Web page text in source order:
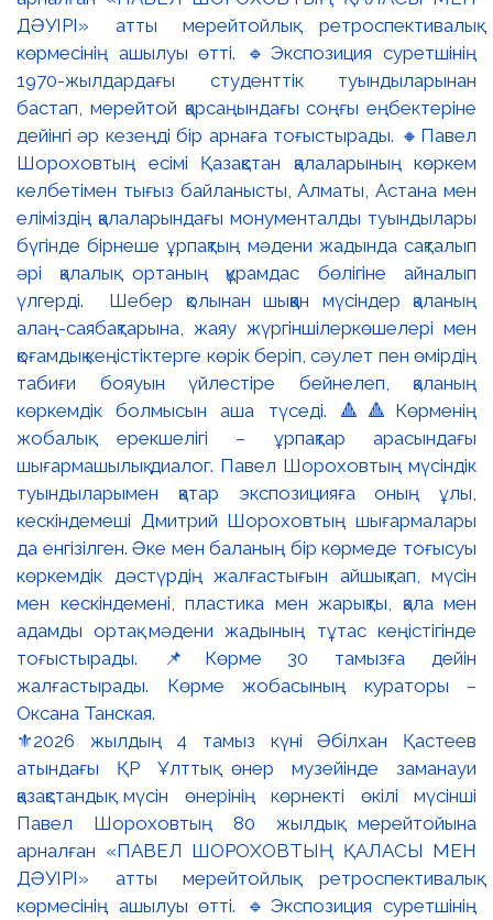
⚜️2026 жылдың 4 тамыз күні Әбілхан Қастеев
атындағы ҚР Ұлттық өнер музейінде заманауи
қазақстандық мүсін өнерінің көрнекті өкілі мүсінші
Павел Шороховтың 80 жылдық мерейтойына
арналған «ПАВЕЛ ШОРОХОВТЫҢ ҚАЛАСЫ МЕН
ДӘУІРІ» атты мерейтойлық ретроспективалық
көрмесінің ашылуы өтті. 🔹Экспозиция суретшінің